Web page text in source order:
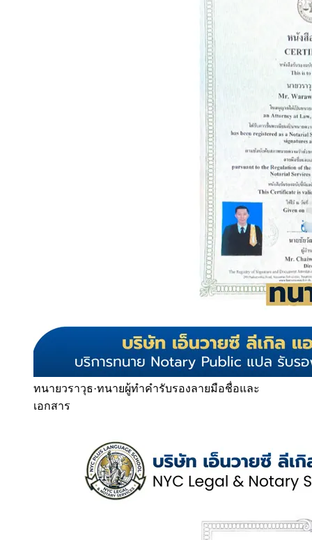
ทนายวราวุธ·ทนายผู้ทำคำรับรองลายมือชื่อและ
เอกสาร